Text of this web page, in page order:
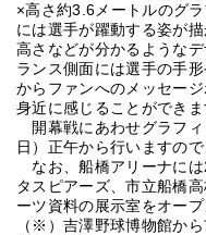
×高さ約3.6メートルのグ
には選手が躍動する姿が
高さなどが分かるような
ランス側面には選手の手
からファンへのメッセー
身近に感じることができま
開幕戦にあわせグラフ
日）正午から行いますの
なお、船橋アリーナに
タスピアーズ、市立船橋
ーツ資料の展示室をオープ
（※）吉澤野球博物館か